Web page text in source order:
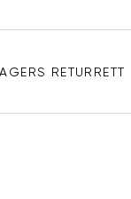
RETURRETT